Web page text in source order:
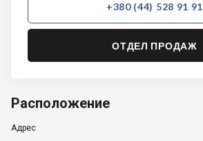
+380 (44) 528 91 91
ОТДЕЛ ПРОДАЖ
Расположение
Адрес